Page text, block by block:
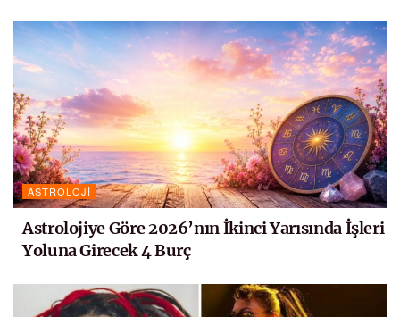
ASTROLOJI
Astrolojiye Göre 2026’nın İkinci Yarısında İşleri
Yoluna Girecek 4 Burç